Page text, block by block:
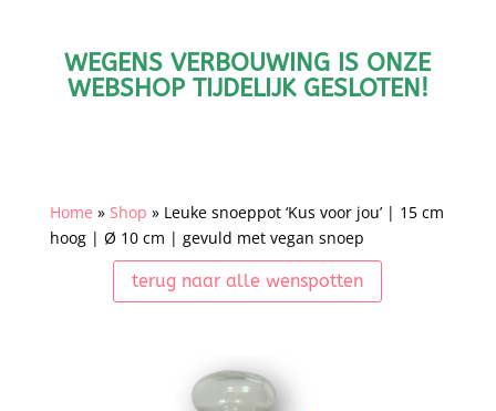
WEGENS VERBOUWING IS ONZE
WEBSHOP TIJDELIJK GESLOTEN!
Home » Shop » Leuke snoeppot ‘Kus voor jou’ | 15 cm
hoog | Ø 10 cm | gevuld met vegan snoep
terug naar alle wenspotten